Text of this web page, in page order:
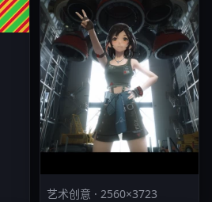
艺术创意 · 2560×3723